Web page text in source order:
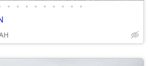
• • • • • • • • •